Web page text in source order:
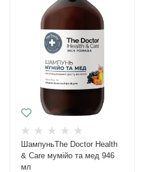
ШампуньThe Doctor Health
& Care мумійо та мед 946
мл